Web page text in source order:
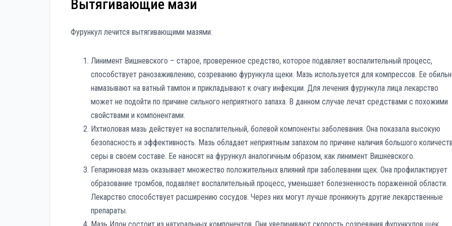
Вытягивающие мази
Фурункул лечится вытягивающими мазями:
Линимент Вишневского – старое, проверенное средство, которое подавляет воспалительный процесс,
способствует ранозаживлению, созреванию фурункула щеки. Мазь используется для компрессов. Ее
намазывают на ватный тампон и прикладывают к очагу инфекции. Для лечения фурункула лица лекарство
может не подойти по причине сильного неприятного запаха. В данном случае лечат средствами с похожими
свойствами и компонентами.
Ихтиоловая мазь действует на воспалительный, болевой компоненты заболевания. Она показала высокую
безопасность и эффективность. Мазь обладает неприятным запахом по причине наличия большого
серы в своем составе. Ее наносят на фурункул аналогичным образом, как линимент Вишневского.
Гепариновая мазь оказывает множество положительных влияний при заболевании щек. Она профилактирует
образование тромбов, подавляет воспалительный процесс, уменьшает болезненность пораженной области.
Лекарство способствует расширению сосудов. Через них могут лучше проникнуть другие лекарственные
препараты.